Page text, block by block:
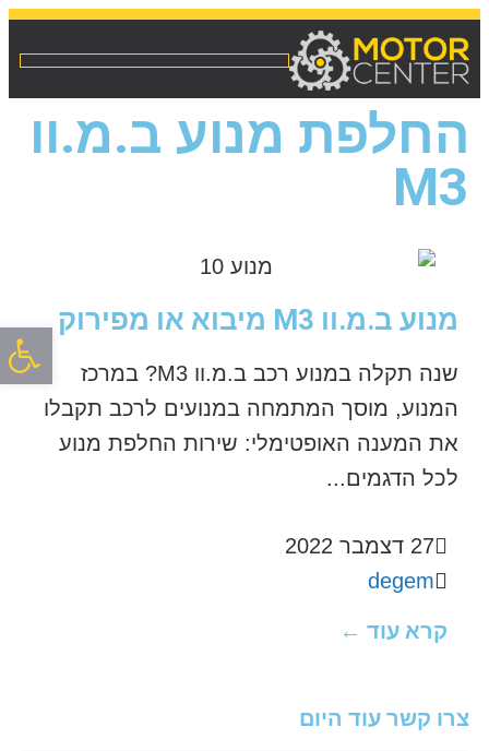
פתח
החלפת מנוע ב.מ.וו
M3
מנוע ב.מ.וו M3 מיבוא או מפירוק
שנה תקלה במנוע רכב ב.מ.וו M3? במרכז
המנוע, מוסך המתמחה במנועים לרכב תקבלו
את המענה האופטימלי: שירות החלפת מנוע
לכל הדגמים...
27 דצמבר 2022
degem
קרא עוד ←
צרו קשר עוד היום